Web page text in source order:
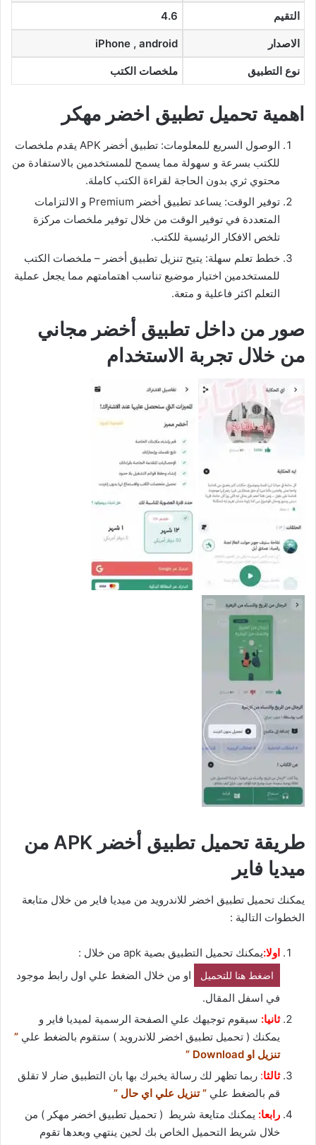
التقيم 4.6
الاصدار iPhone , android
نوع التطبيق ملخصات الكتب
اهمية تحميل تطبيق اخضر مهكر
الوصول السريع للمعلومات: تطبيق أخضر APK يقدم ملخصات
للكتب بسرعة و سهولة مما يسمح للمستخدمين بالاستفادة من
محتوي ثري بدون الحاجة لقراءة الكتب كاملة.
توفير الوقت: يساعد تطبيق أخضر Premium و الالتزامات
المتعددة في توفير الوقت من خلال توفير ملخصات مركزة
تلخص الافكار الرئيسية للكتب.
خطط تعلم سهلة: يتيح تنزيل تطبيق أخضر – ملخصات الكتب
للمستخدمين اختيار موضيع تناسب اهتمامتهم مما يجعل عملية
التعلم اكثر فاعلية و متعة.
صور من داخل تطبيق أخضر مجاني
من خلال تجربة الاستخدام
طريقة تحميل تطبيق أخضر APK من
ميديا فاير
يمكنك تحميل تطبيق اخضر للاندرويد من ميديا فاير من خلال متابعة
الخطوات التالية :
اولا:يمكنك تحميل التطبيق بصية apk من خلال :
اضغط هنا للتحميل
او من خلال الضغط علي اول رابط موجود
في اسفل المقال.
ثانيا: سيقوم توجيهك علي الصفحة الرسمية لميديا فاير و
يمكنك ( تحميل تطبيق اخضر للاندرويد ) ستقوم بالضغط علي ”
تنزيل او Download ”
ثالثا: ربما تظهر لك رسالة يخبرك بها بان التطبيق ضار لا تقلق
قم بالضغط علي ” تنزيل علي اي حال ”
رابعا: يمكنك متايعة شريط ( تحميل تطبيق اخضر مهكر ) من
خلال شريط التحميل الخاص بك لحين ينتهي وبعدها تقوم